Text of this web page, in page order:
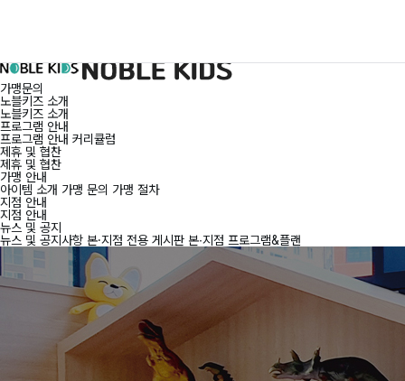
가맹문의
노블키즈 소개
노블키즈 소개
프로그램 안내
프로그램 안내 커리큘럼
제휴 및 협찬
제휴 및 협찬
가맹 안내
아이템 소개 가맹 문의 가맹 절차
지점 안내
지점 안내
뉴스 및 공지
뉴스 및 공지사항 본·지점 전용 게시판 본∙지점 프로그램&플랜